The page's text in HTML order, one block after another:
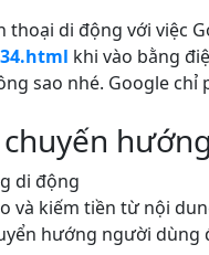
di động với việc
khi vào bằng
sao nhé. Google
di động
và kiếm tiền từ nội
hướng người